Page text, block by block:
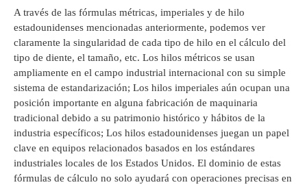
A través de las fórmulas métricas, imperiales y de hilo
estadounidenses mencionadas anteriormente, podemos ver
claramente la singularidad de cada tipo de hilo en el cálculo del
tipo de diente, el tamaño, etc. Los hilos métricos se usan
ampliamente en el campo industrial internacional con su simple
sistema de estandarización; Los hilos imperiales aún ocupan una
posición importante en alguna fabricación de maquinaria
tradicional debido a su patrimonio histórico y hábitos de la
industria específicos; Los hilos estadounidenses juegan un papel
clave en equipos relacionados basados ​​en los estándares
industriales locales de los Estados Unidos. El dominio de estas
fórmulas de cálculo no solo ayudará con operaciones precisas en